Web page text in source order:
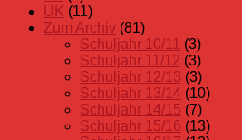
UK (11)
Zum Archiv (81)
Schuljahr 10/11 (3)
Schuljahr 11/12 (3)
Schuljahr 12/13 (3)
Schuljahr 13/14 (10)
Schuljahr 14/15 (7)
Schuljahr 15/16 (13)